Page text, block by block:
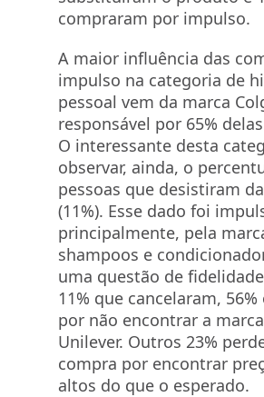
compraram por impulso.
A maior influência das
impulso na categoria de
pessoal vem da marca
responsável por 65%
O interessante desta
observar, ainda, o
pessoas que desistiram
(11%). Esse dado foi
principalmente, pela
shampoos e
uma questão de
11% que cancelaram,
por não encontrar a
Unilever. Outros 23%
compra por encontrar
altos do que o esperado.